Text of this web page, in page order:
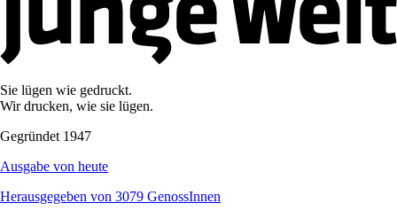
Sie lügen wie gedruckt.
Wir drucken, wie sie lügen.
Gegründet 1947
Ausgabe von heute
Herausgegeben von 3079 GenossInnen